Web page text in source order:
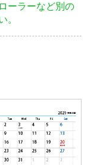
ーラーなど別の
。